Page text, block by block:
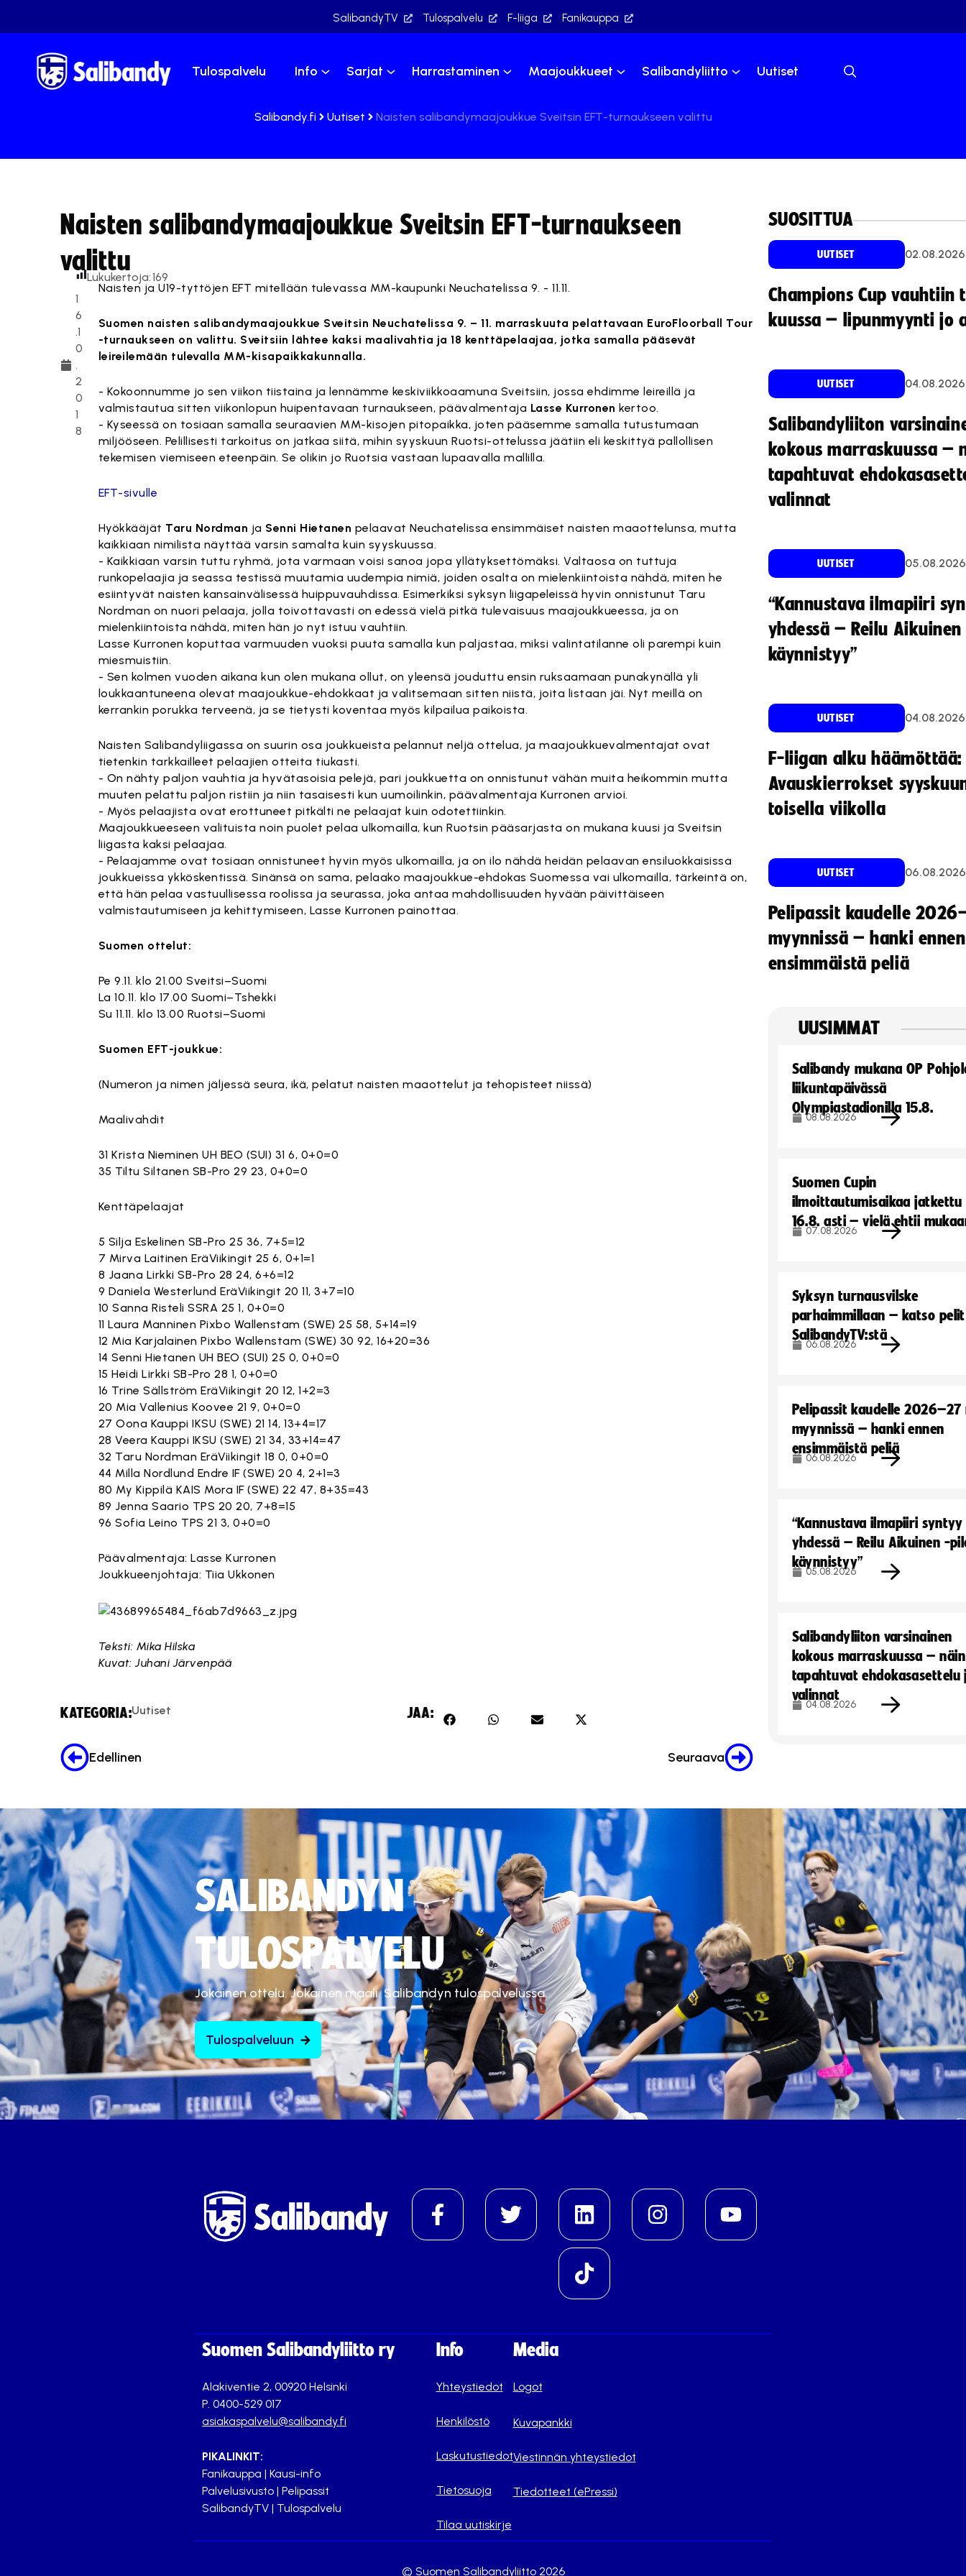
SalibandyTV Tulospalvelu F-liiga Fanikauppa
Tulospalvelu Info Sarjat Harrastaminen Maajoukkueet Salibandyliitto Uutiset
Salibandy.fi Uutiset Naisten salibandymaajoukkue Sveitsin EFT-turnaukseen valittu
Naisten salibandymaajoukkue Sveitsin EFT-turnaukseen
valittu
1
6
.1
0
.
2
0
1
8
Lukukertoja:169
Naisten ja U19-tyttöjen EFT mitellään tulevassa MM-kaupunki Neuchatelissa 9. - 11.11.
Suomen naisten salibandymaajoukkue Sveitsin Neuchatelissa 9. – 11. marraskuuta pelattavaan EuroFloorball Tour
-turnaukseen on valittu. Sveitsiin lähtee kaksi maalivahtia ja 18 kenttäpelaajaa, jotka samalla pääsevät
leireilemään tulevalla MM-kisapaikkakunnalla.
- Kokoonnumme jo sen viikon tiistaina ja lennämme keskiviikkoaamuna Sveitsiin, jossa ehdimme leireillä ja
valmistautua sitten viikonlopun huipentavaan turnaukseen, päävalmentaja Lasse Kurronen kertoo.
- Kyseessä on tosiaan samalla seuraavien MM-kisojen pitopaikka, joten pääsemme samalla tutustumaan
miljööseen. Pelillisesti tarkoitus on jatkaa siitä, mihin syyskuun Ruotsi-ottelussa jäätiin eli keskittyä pallollisen
tekemisen viemiseen eteenpäin. Se olikin jo Ruotsia vastaan lupaavalla mallilla.
EFT-sivulle
Hyökkääjät Taru Nordman ja Senni Hietanen pelaavat Neuchatelissa ensimmäiset naisten maaottelunsa, mutta
kaikkiaan nimilista näyttää varsin samalta kuin syyskuussa.
- Kaikkiaan varsin tuttu ryhmä, jota varmaan voisi sanoa jopa yllätyksettömäksi. Valtaosa on tuttuja
runkopelaajia ja seassa testissä muutamia uudempia nimiä, joiden osalta on mielenkiintoista nähdä, miten he
esiintyvät naisten kansainvälisessä huippuvauhdissa. Esimerkiksi syksyn liigapeleissä hyvin onnistunut Taru
Nordman on nuori pelaaja, jolla toivottavasti on edessä vielä pitkä tulevaisuus maajoukkueessa, ja on
mielenkiintoista nähdä, miten hän jo nyt istuu vauhtiin.
Lasse Kurronen koputtaa varmuuden vuoksi puuta samalla kun paljastaa, miksi valintatilanne oli parempi kuin
miesmuistiin.
- Sen kolmen vuoden aikana kun olen mukana ollut, on yleensä jouduttu ensin ruksaamaan punakynällä yli
loukkaantuneena olevat maajoukkue-ehdokkaat ja valitsemaan sitten niistä, joita listaan jäi. Nyt meillä on
kerrankin porukka terveenä, ja se tietysti koventaa myös kilpailua paikoista.
Naisten Salibandyliigassa on suurin osa joukkueista pelannut neljä ottelua, ja maajoukkuevalmentajat ovat
tietenkin tarkkailleet pelaajien otteita tiukasti.
- On nähty paljon vauhtia ja hyvätasoisia pelejä, pari joukkuetta on onnistunut vähän muita heikommin mutta
muuten pelattu paljon ristiin ja niin tasaisesti kun uumoilinkin, päävalmentaja Kurronen arvioi.
- Myös pelaajista ovat erottuneet pitkälti ne pelaajat kuin odotettiinkin.
Maajoukkueeseen valituista noin puolet pelaa ulkomailla, kun Ruotsin pääsarjasta on mukana kuusi ja Sveitsin
liigasta kaksi pelaajaa.
- Pelaajamme ovat tosiaan onnistuneet hyvin myös ulkomailla, ja on ilo nähdä heidän pelaavan ensiluokkaisissa
joukkueissa ykköskentissä. Sinänsä on sama, pelaako maajoukkue-ehdokas Suomessa vai ulkomailla, tärkeintä on,
että hän pelaa vastuullisessa roolissa ja seurassa, joka antaa mahdollisuuden hyvään päivittäiseen
valmistautumiseen ja kehittymiseen, Lasse Kurronen painottaa.
Suomen ottelut:
Pe 9.11. klo 21.00 Sveitsi–Suomi
La 10.11. klo 17.00 Suomi–Tshekki
Su 11.11. klo 13.00 Ruotsi–Suomi
Suomen EFT-joukkue:
(Numeron ja nimen jäljessä seura, ikä, pelatut naisten maaottelut ja tehopisteet niissä)
Maalivahdit
31 Krista Nieminen UH BEO (SUI) 31 6, 0+0=0
35 Tiltu Siltanen SB-Pro 29 23, 0+0=0
Kenttäpelaajat
5 Silja Eskelinen SB-Pro 25 36, 7+5=12
7 Mirva Laitinen EräViikingit 25 6, 0+1=1
8 Jaana Lirkki SB-Pro 28 24, 6+6=12
9 Daniela Westerlund EräViikingit 20 11, 3+7=10
10 Sanna Risteli SSRA 25 1, 0+0=0
11 Laura Manninen Pixbo Wallenstam (SWE) 25 58, 5+14=19
12 Mia Karjalainen Pixbo Wallenstam (SWE) 30 92, 16+20=36
14 Senni Hietanen UH BEO (SUI) 25 0, 0+0=0
15 Heidi Lirkki SB-Pro 28 1, 0+0=0
16 Trine Sällström EräViikingit 20 12, 1+2=3
20 Mia Vallenius Koovee 21 9, 0+0=0
27 Oona Kauppi IKSU (SWE) 21 14, 13+4=17
28 Veera Kauppi IKSU (SWE) 21 34, 33+14=47
32 Taru Nordman EräViikingit 18 0, 0+0=0
44 Milla Nordlund Endre IF (SWE) 20 4, 2+1=3
80 My Kippilä KAIS Mora IF (SWE) 22 47, 8+35=43
89 Jenna Saario TPS 20 20, 7+8=15
96 Sofia Leino TPS 21 3, 0+0=0
Päävalmentaja: Lasse Kurronen
Joukkueenjohtaja: Tiia Ukkonen
Teksti: Mika Hilska
Kuvat: Juhani Järvenpää
KATEGORIA:Uutiset JAA:
Edellinen Seuraava
SUOSITTUA
UUTISET 02.08.2026
Champions Cup vauhtiin
kuussa – lipunmyynti jo
UUTISET 04.08.2026
Salibandyliiton
kokous marraskuussa –
tapahtuvat
valinnat
UUTISET 05.08.2026
“Kannustava ilmapiiri
yhdessä – Reilu
käynnistyy”
UUTISET 04.08.2026
F-liigan alku häämöttää:
Avauskierrokset
toisella viikolla
UUTISET 06.08.2026
Pelipassit kaudelle
myynnissä – hanki ennen
ensimmäistä peliä
UUSIMMAT
Salibandy mukana OP
liikuntapäivässä
Olympiastadionilla 15.8.
08.08.2026
Suomen Cupin
ilmoittautumisaikaa jatkettu
16.8. asti – vielä ehtii
07.08.2026
Syksyn turnausvilske
parhaimmillaan – katso pelit
SalibandyTV:stä
06.08.2026
Pelipassit kaudelle
myynnissä – hanki ennen
ensimmäistä peliä
06.08.2026
“Kannustava ilmapiiri syntyy
yhdessä – Reilu Aikuinen -
käynnistyy”
05.08.2026
Salibandyliiton varsinainen
kokous marraskuussa – näin
tapahtuvat ehdokasasettelu
valinnat
04.08.2026
SALIBANDYN
TULOSPALVELU
Jokainen ottelu. Jokainen maali. Salibandyn tulospalvelussa.
Tulospalveluun
Suomen Salibandyliitto ry
Alakiventie 2, 00920 Helsinki
P. 0400-529 017
asiakaspalvelu@salibandy.fi
PIKALINKIT:
Fanikauppa | Kausi-info
Palvelusivusto | Pelipassit
SalibandyTV | Tulospalvelu
Info
Yhteystiedot
Henkilöstö
Laskutustiedot
Tietosuoja
Tilaa uutiskirje
Media
Logot
Kuvapankki
Viestinnän yhteystiedot
Tiedotteet (ePressi)
© Suomen Salibandyliitto 2026